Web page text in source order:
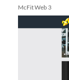
McFit Web 3